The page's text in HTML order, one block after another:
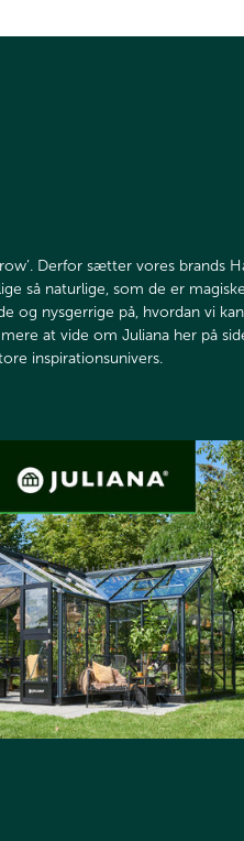
Derfor sætter vores brands
så naturlige, som de er
og nysgerrige på, hvordan vi
at vide om Juliana her på
inspirationsunivers.